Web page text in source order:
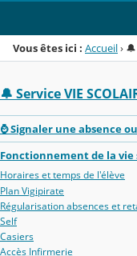
Vous êtes ici : Accueil›
🔔 Service VIE
⌚ Signaler une absence
Fonctionnement de la vie
Horaires et temps de l'élève
Plan Vigipirate
Régularisation absences et
Self
Casiers
Accès Infirmerie